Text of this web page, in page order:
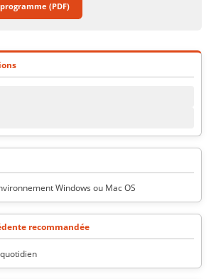
(PDF)
Windows ou Mac OS
recommandée